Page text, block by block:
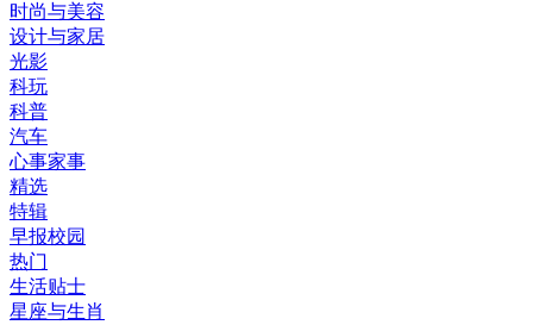
时尚与美容
设计与家居
光影
科玩
科普
汽车
心事家事
精选
特辑
早报校园
热门
生活贴士
星座与生肖